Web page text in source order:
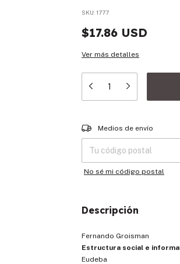
SKU: 1777
$17.86 USD
Ver más detalles
Entregas para el CP:
Medios de envío
No sé mi código postal
Descripción
Fernando Groisman
Estructura social e
Eudeba